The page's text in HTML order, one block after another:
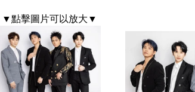
▼點擊圖片可以放大▼